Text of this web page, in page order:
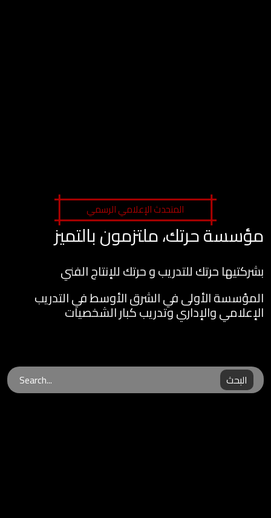
المتحدث الإعلامي الرسمي
مؤسسة حرتك، ملتزمون بالتميز
بشركتيها حرتك للتدريب و حرتك للإنتاج الفني
المؤسسة الأولى في الشرق الأوسط في التدريب
الإعلامي والإداري وتدريب كبار الشخصيات
البحث